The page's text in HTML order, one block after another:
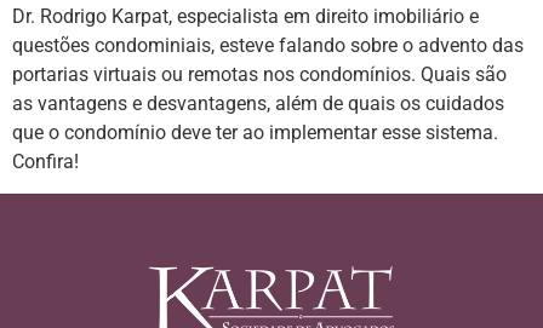
Dr. Rodrigo Karpat, especialista em direito imobiliário e
questões condominiais, esteve falando sobre o advento das
portarias virtuais ou remotas nos condomínios. Quais são
as vantagens e desvantagens, além de quais os cuidados
que o condomínio deve ter ao implementar esse sistema.
Confira!